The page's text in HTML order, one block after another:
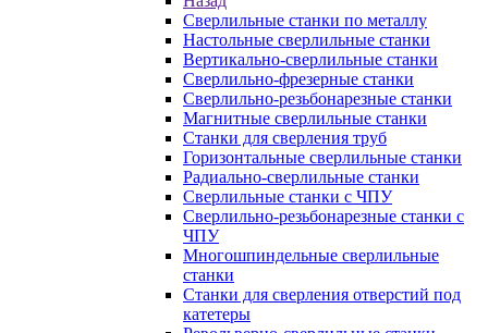
Сверлильные станки по металлу
Настольные сверлильные станки
Вертикально-сверлильные станки
Сверлильно-фрезерные станки
Сверлильно-резьбонарезные станки
Магнитные сверлильные станки
Станки для сверления труб
Горизонтальные сверлильные станки
Радиально-сверлильные станки
Сверлильные станки с ЧПУ
Сверлильно-резьбонарезные станки с
ЧПУ
Многошпиндельные сверлильные
станки
Станки для сверления отверстий под
катетеры